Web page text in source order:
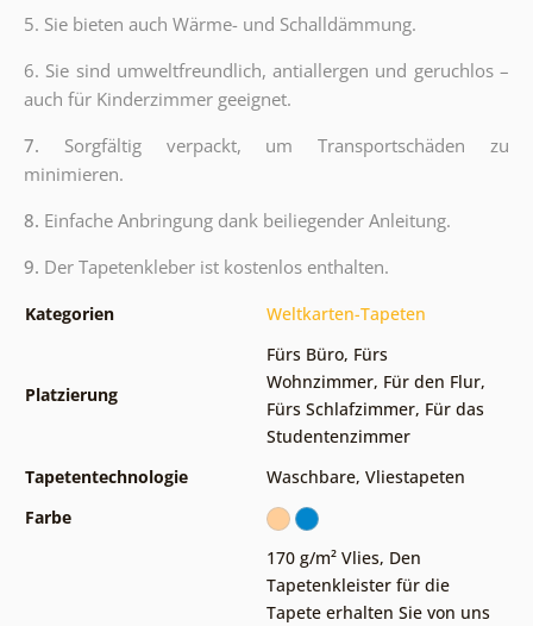
5. Sie bieten auch Wärme- und Schalldämmung.
6. Sie sind umweltfreundlich, antiallergen und geruchlos –
auch für Kinderzimmer geeignet.
7. Sorgfältig verpackt, um Transportschäden zu
minimieren.
8. Einfache Anbringung dank beiliegender Anleitung.
9. Der Tapetenkleber ist kostenlos enthalten.
Kategorien Weltkarten-Tapeten
Platzierung
Fürs Büro, Fürs
Wohnzimmer, Für den Flur,
Fürs Schlafzimmer, Für das
Studentenzimmer
Tapetentechnologie
Waschbare, Vliestapeten
Farbe
170 g/m² Vlies, Den
Tapetenkleister für die
Tapete erhalten Sie von uns